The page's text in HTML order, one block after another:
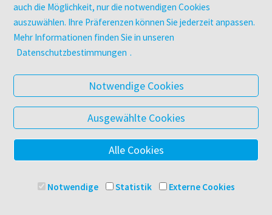
UNTERNEHMEN
Über facultas
Arbeiten bei facultas
Datenschutz & Cookies
AGB
Barrierefreiheit
© 2025 Facultas Verlags- und Buchhandels AG
auch die Möglichkeit, nur die notwendigen Cookies
auszuwählen. Ihre Präferenzen können Sie jederzeit anpassen.
Mehr Informationen finden Sie in unseren
Datenschutzbestimmungen .
Notwendige Cookies
Ausgewählte Cookies
Alle Cookies
Notwendige Statistik Externe Cookies